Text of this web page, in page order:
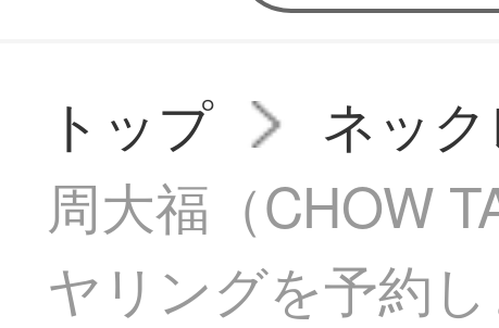
トップ
ネッ
周大福（CHOW
ヤリングを予約